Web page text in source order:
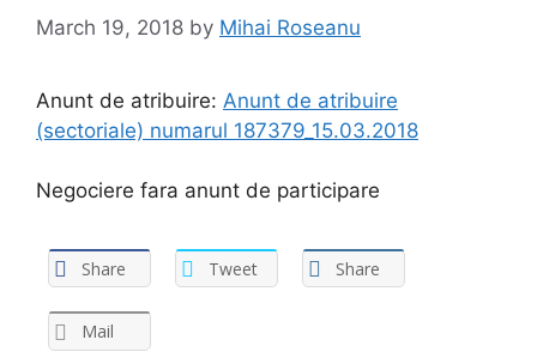
March 19, 2018 by Mihai Roseanu
Anunt de atribuire: Anunt de atribuire
(sectoriale) numarul 187379_15.03.2018
Negociere fara anunt de participare
Share Tweet Share
Mail